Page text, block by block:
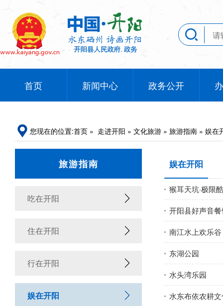
首页 新闻中心 政务公开
您现在的位置:首页 » 走进开阳 » 文化旅游 » 旅游指南 » 娱在
旅游指南
吃在开阳
住在开阳
行在开阳
娱在开阳
娱在开阳
猴耳天坑·极限
开阳县好声音
南江水上欢乐谷
东湖公园
水头湾乐园
水东布依农耕